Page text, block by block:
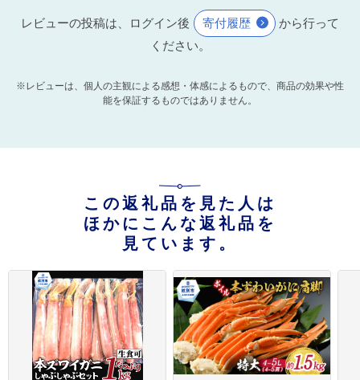
レビューの投稿は、ログイン後 寄付履歴
から行って
ください。
※レビューは、個人の主観による感想・体感によるもので、商品の効果や性
能を保証するものではありません。
この返礼品を見た人は
ほかにこんな返礼品を
見ています。